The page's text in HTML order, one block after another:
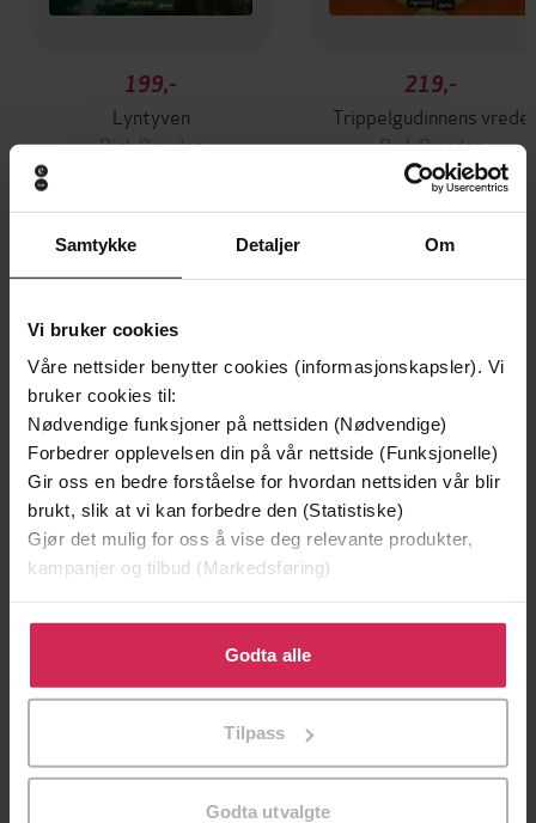
Samtykke Detaljer Om
Vi bruker cookies
Våre nettsider benytter cookies (informasjonskapsler). Vi
bruker cookies til:
Nødvendige funksjoner på nettsiden (Nødvendige)
Forbedrer opplevelsen din på vår nettside (Funksjonelle)
Gir oss en bedre forståelse for hvordan nettsiden vår blir
brukt, slik at vi kan forbedre den (Statistiske)
Gjør det mulig for oss å vise deg relevante produkter,
kampanjer og tilbud (Markedsføring)
Klikk på «Godta alle» for å gi oss ditt samtykke til å
bruke cookies for alle disse formålene. Du kan også
tilpasse ditt samtykke til spesifikke formål ved å klikke
Godta alle
Tilpass
Godta utvalgte
199,-
Lyntyven
Rick Riordan
219,-
Trippelgudinnens vrede
Rick Riordan
LYDBOK
Første gang på tilbud
Døde sjeler synger ikke
Jussi Adler-Olsen
Premium
Tørt land
Jørn Lier Horst